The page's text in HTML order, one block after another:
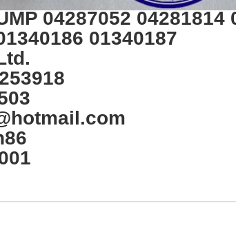
04287052 04281814
01340187